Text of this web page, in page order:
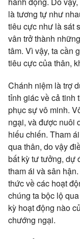
là tương tự như
tiêu cực như là sát
vân trở thành
tâm. Vì vậy, ta cần
tiêu cực của thân,
Chánh niệm là trợ
tỉnh giác về cả tinh
phục sự vô minh.
ngại, và được nuôi
hiếu chiến. Tham
qua thân, do vậy
bất kỳ tư tưởng, dự
tham ái và sân
thức về các hoạt
chúng ta bộc lộ
kỳ hoạt động nào
chướng ngại.